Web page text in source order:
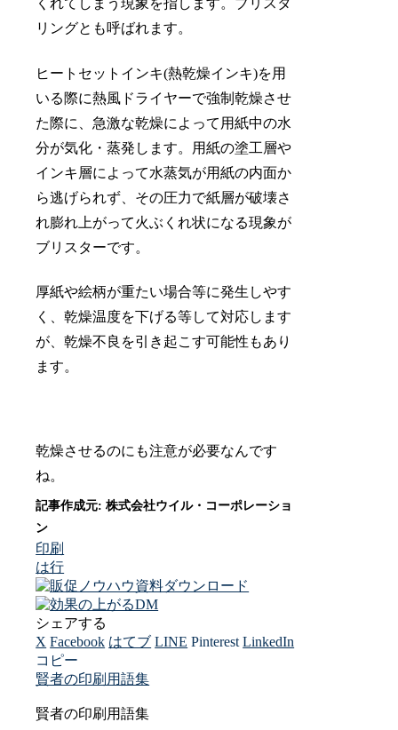
くれてしまう現象を指します。ブリスタ
リングとも呼ばれます。
ヒートセットインキ(熱乾燥インキ)を用
いる際に熱風ドライヤーで強制乾燥させ
た際に、急激な乾燥によって用紙中の水
分が気化・蒸発します。用紙の塗工層や
インキ層によって水蒸気が用紙の内面か
ら逃げられず、その圧力で紙層が破壊さ
れ膨れ上がって火ぶくれ状になる現象が
ブリスターです。
厚紙や絵柄が重たい場合等に発生しやす
く、乾燥温度を下げる等して対応します
が、乾燥不良を引き起こす可能性もあり
ます。
乾燥させるのにも注意が必要なんです
ね。
印刷
は行
シェアする
X Facebook はてブ LINE Pinterest LinkedIn
コピー
賢者の印刷用語集
賢者の印刷用語集